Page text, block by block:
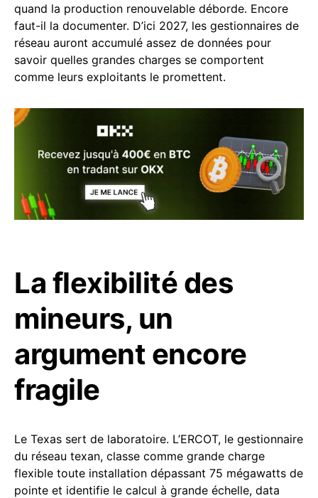
quand la production renouvelable déborde. Encore
faut-il la documenter. D’ici 2027, les gestionnaires de
réseau auront accumulé assez de données pour
savoir quelles grandes charges se comportent
comme leurs exploitants le promettent.
La flexibilité des
mineurs, un
argument encore
fragile
Le Texas sert de laboratoire. L’ERCOT, le gestionnaire
du réseau texan, classe comme grande charge
flexible toute installation dépassant 75 mégawatts de
pointe et identifie le calcul à grande échelle, data